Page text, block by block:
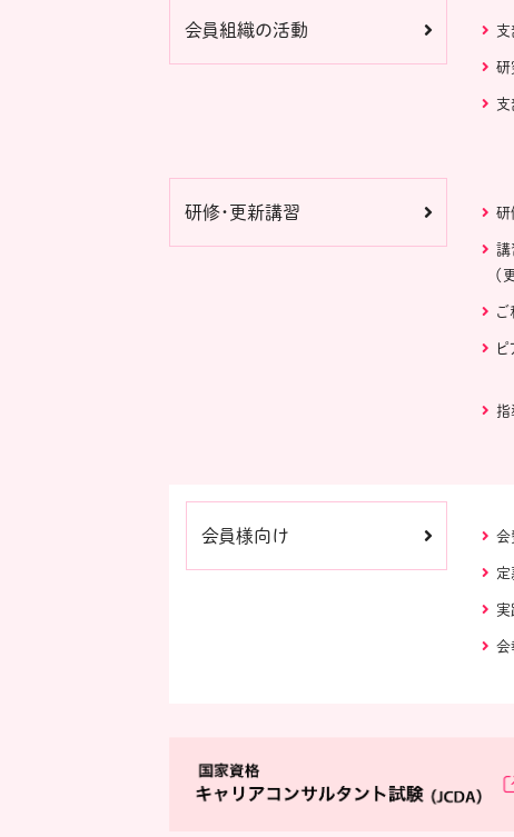
会員組織の活動 支
研
支
研修・更新講習 研
講
（
ご
ピ
指
会員様向け 会
定
実
会